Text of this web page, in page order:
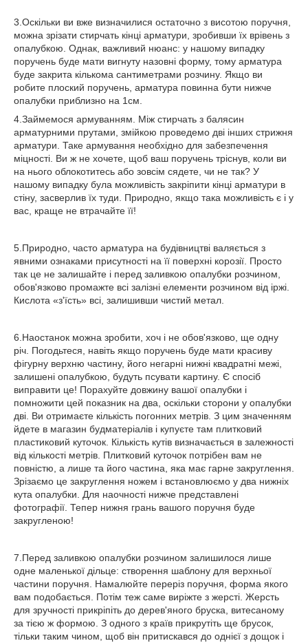
3.Оскільки ви вже визначилися остаточно з висотою поручня,
можна зрізати стирчать кінці арматури, зробивши їх врівень з
опалубкою. Однак, важливий нюанс: у нашому випадку
поручень буде мати вигнуту назовні форму, тому арматура
буде закрита кількома сантиметрами розчину. Якщо ви
робите плоский поручень, арматура повинна бути нижче
опалубки приблизно на 1см.
4.Займемося армуванням. Між стирчать з балясин
арматурними прутами, змійкою проведемо дві інших стрижня
арматури. Таке армування необхідно для забезпечення
міцності. Ви ж не хочете, щоб ваш поручень тріснув, коли ви
на нього облокотитесь або зовсім сядете, чи не так? У
нашому випадку була можливість закріпити кінці арматури в
стіну, засверлив їх туди. Природно, якщо така можливість є і у
вас, краще не втрачайте її!
5.Природно, часто арматура на будівництві валяється з
явними ознаками присутності на її поверхні корозії. Просто
так це не залишайте і перед заливкою опалубки розчином,
обов'язково промажте всі залізні елементи розчином від іржі.
Кислота «з'їсть» всі, залишивши чистий метал.
6.Наостанок можна зробити, хоч і не обов'язково, ще одну
річ. Погодьтеся, навіть якщо поручень буде мати красиву
фігурну верхню частину, його негарні нижні квадратні межі,
залишені опалубкою, будуть псувати картину. Є спосіб
виправити це! Порахуйте довжину вашої опалубки і
помножити цей показник на два, оскільки сторони у опалубки
дві. Ви отримаєте кількість погонних метрів. З цим значенням
йдете в магазин будматеріалів і купуєте там плитковий
пластиковий куточок. Кількість кутів визначається в залежності
від кількості метрів. Плитковий куточок потрібен вам не
повністю, а лише та його частина, яка має гарне закруглення.
Зрізаємо це закруглення ножем і встановлюємо у два нижніх
кута опалубки. Для наочності нижче представлені
фотографії. Тепер нижня грань вашого поручня буде
закругленою!
7.Перед заливкою опалубки розчином залишилося лише
одне маленької дільце: створення шаблону для верхньої
частини поручня. Намалюйте переріз поручня, форма якого
вам подобається. Потім теж саме виріжте з жерсті. Жерсть
для зручності прикріпіть до дерев'яного бруска, витесаному
за тією ж формою. З одного з країв прикрутіть ще брусок,
тільки таким чином, щоб він притискався до однієї з дощок і